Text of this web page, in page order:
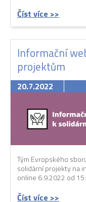
Číst více >>
Informační
projektům
20.7.2022
Tým Evropského
solidární projekty na
online 6.9.2022 od
Číst více >>